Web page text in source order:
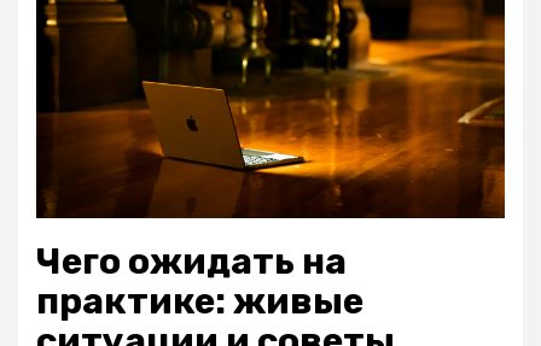
Чего ожидать на
практике: живые